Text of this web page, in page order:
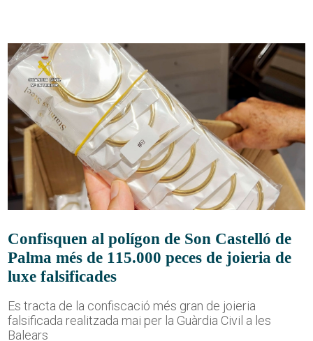
Confisquen al polígon de Son Castelló de
Palma més de 115.000 peces de joieria de
luxe falsificades
Es tracta de la confiscació més gran de joieria
falsificada realitzada mai per la Guàrdia Civil a les
Balears